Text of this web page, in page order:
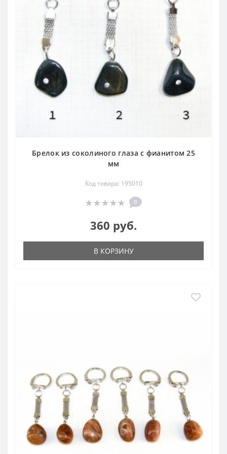
Брелок из соколиного глаза с фианитом 25
мм
Код товара: 195010
0
360 руб.
В КОРЗИНУ